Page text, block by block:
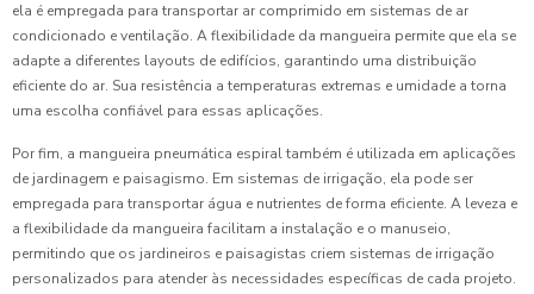
ela é empregada para transportar ar comprimido em sistemas de ar
condicionado e ventilação. A flexibilidade da mangueira permite que ela se
adapte a diferentes layouts de edifícios, garantindo uma distribuição
eficiente do ar. Sua resistência a temperaturas extremas e umidade a torna
uma escolha confiável para essas aplicações.
Por fim, a mangueira pneumática espiral também é utilizada em aplicações
de jardinagem e paisagismo. Em sistemas de irrigação, ela pode ser
empregada para transportar água e nutrientes de forma eficiente. A leveza e
a flexibilidade da mangueira facilitam a instalação e o manuseio,
permitindo que os jardineiros e paisagistas criem sistemas de irrigação
personalizados para atender às necessidades específicas de cada projeto.